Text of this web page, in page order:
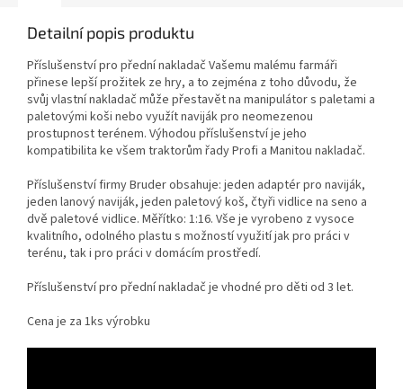
Detailní popis produktu
Příslušenství pro přední nakladač Vašemu malému farmáři
přinese lepší prožitek ze hry, a to zejména z toho důvodu, že
svůj vlastní nakladač může přestavět na manipulátor s paletami a
paletovými koši nebo využít naviják pro neomezenou
prostupnost terénem. Výhodou příslušenství je jeho
kompatibilita ke všem traktorům řady Profi a Manitou nakladač.
Příslušenství firmy Bruder obsahuje: jeden adaptér pro naviják,
jeden lanový naviják, jeden paletový koš, čtyři vidlice na seno a
dvě paletové vidlice. Měřítko: 1:16. Vše je vyrobeno z vysoce
kvalitního, odolného plastu s možností využití jak pro práci v
terénu, tak i pro práci v domácím prostředí.
Příslušenství pro přední nakladač je vhodné pro děti od 3 let.
Cena je za 1ks výrobku